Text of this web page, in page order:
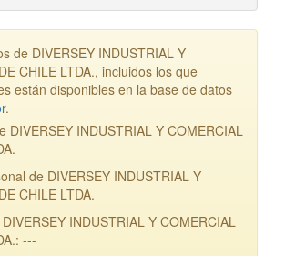
de DIVERSEY INDUSTRIAL Y
CHILE LTDA., incluidos los que
están disponibles en la base de datos
.
DIVERSEY INDUSTRIAL Y COMERCIAL
de DIVERSEY INDUSTRIAL Y
CHILE LTDA.
INDUSTRIAL Y COMERCIAL
---